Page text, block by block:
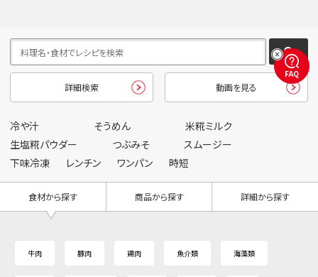
詳細検索 動画を見る
冷や汁 そうめん
米糀ミルク
生塩糀パウダー
つぶみそ
スムージー
下味冷凍
レンチン ワンパン 時短
食材から探す 商品から探す 詳細から探す
牛肉 豚肉 鶏肉 魚介類 海藻類
FAQ